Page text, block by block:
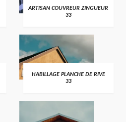
ARTISAN COUVREUR ZINGUEUR
33
HABILLAGE PLANCHE DE RIVE
33